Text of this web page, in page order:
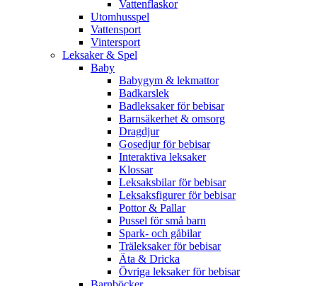
Vattenflaskor
Utomhusspel
Vattensport
Vintersport
Leksaker & Spel
Baby
Babygym & lekmattor
Badkarslek
Badleksaker för bebisar
Barnsäkerhet & omsorg
Dragdjur
Gosedjur för bebisar
Interaktiva leksaker
Klossar
Leksaksbilar för bebisar
Leksaksfigurer för bebisar
Pottor & Pallar
Pussel för små barn
Spark- och gåbilar
Träleksaker för bebisar
Äta & Dricka
Övriga leksaker för bebisar